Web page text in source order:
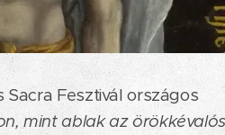
Fesztivál országos
mint ablak az